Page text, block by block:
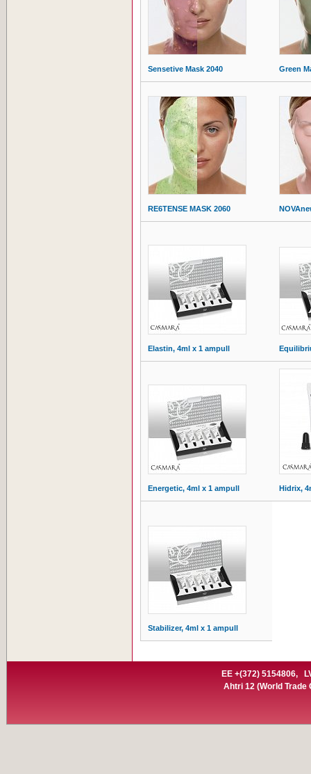
Sensetive Mask 2040 Green
RE6TENSE MASK 2060
Elastin, 4ml x 1 ampull
Energetic, 4ml x 1 ampull Hidrix,
Stabilizer, 4ml x 1 ampull
EE +(372) 5154806,
Ahtri 12 (World Trade